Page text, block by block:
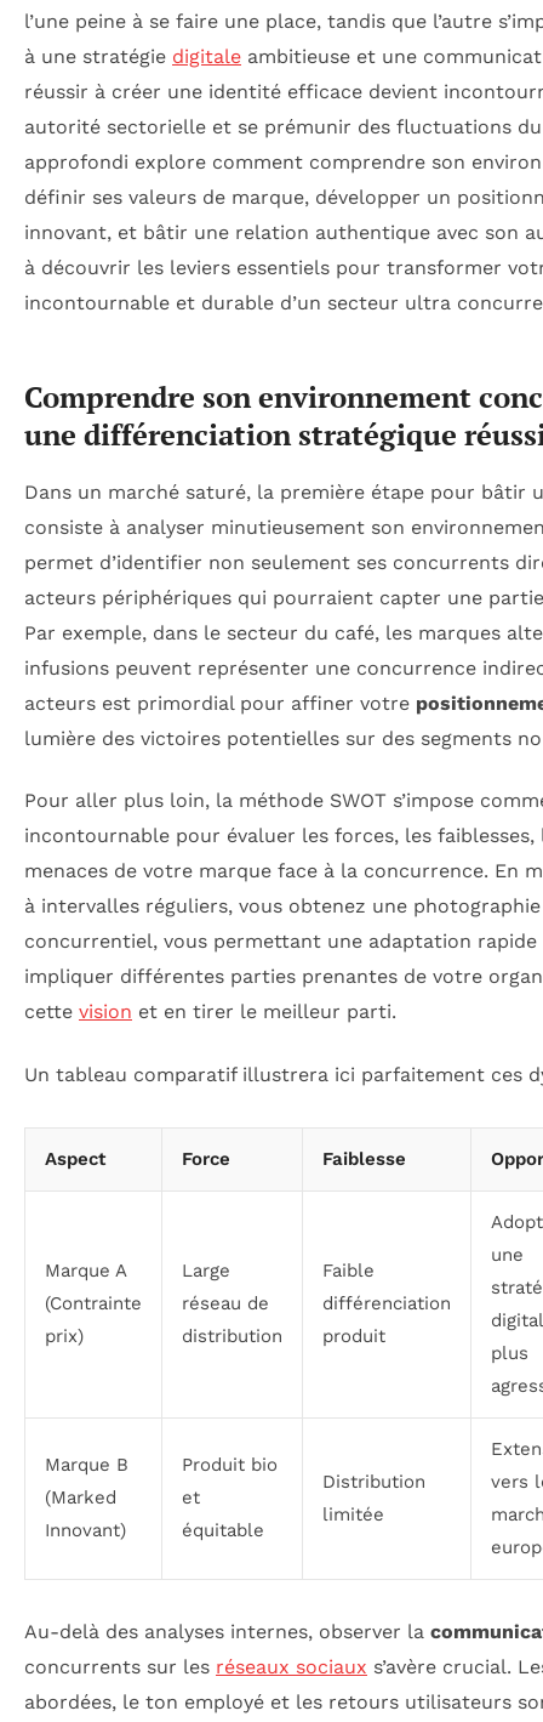
l’une peine à se faire une place, tandis que l’autre
à une stratégie digitale ambitieuse et une
réussir à créer une identité efficace devient
autorité sectorielle et se prémunir des fluctuations du
approfondi explore comment comprendre son
définir ses valeurs de marque, développer un
innovant, et bâtir une relation authentique avec son
à découvrir les leviers essentiels pour transformer
incontournable et durable d’un secteur ultra
Comprendre son environnement
une différenciation stratégique
Dans un marché saturé, la première étape pour bâtir
consiste à analyser minutieusement son
permet d’identifier non seulement ses concurrents
acteurs périphériques qui pourraient capter une
Par exemple, dans le secteur du café, les marques
infusions peuvent représenter une concurrence
acteurs est primordial pour affiner votre
lumière des victoires potentielles sur des segments
Pour aller plus loin, la méthode SWOT s’impose
incontournable pour évaluer les forces, les
menaces de votre marque face à la concurrence. En
à intervalles réguliers, vous obtenez une
concurrentiel, vous permettant une adaptation rapide
impliquer différentes parties prenantes de votre
cette vision et en tirer le meilleur parti.
Un tableau comparatif illustrera ici parfaitement ces
Aspect Force Faiblesse
Marque A
(Contrainte
prix)
Large
réseau de
distribution
Faible
différenciation
produit
une
plus
Marque B
(Marked
Innovant)
Produit bio
et
équitable
Distribution
limitée
vers
Au-delà des analyses internes, observer la
concurrents sur les réseaux sociaux s’avère crucial.
abordées, le ton employé et les retours utilisateurs